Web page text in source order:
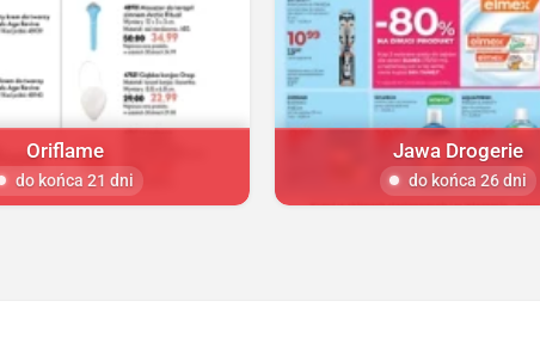
Oriflame
do końca 21 dni
Jawa Drogerie
do końca 26 dni